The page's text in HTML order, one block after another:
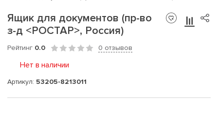
Ящик для документов (пр-во
з-д <РОСТАР>, Россия)
Рейтинг 0.0 0 отзывов
Нет в наличии
Артикул: 53205-8213011